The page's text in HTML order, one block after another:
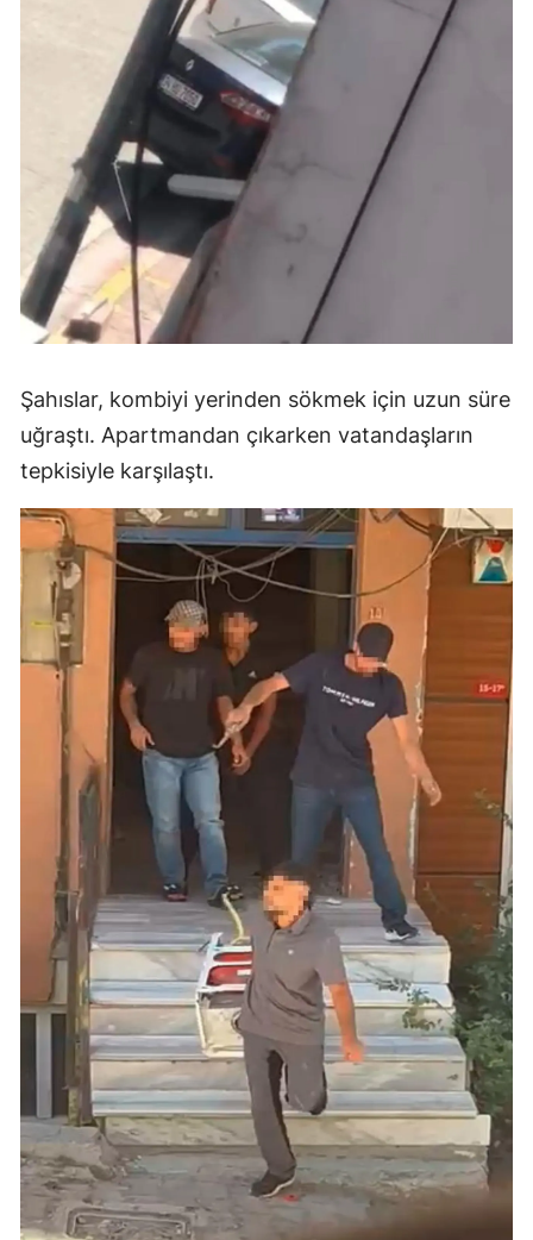
Şahıslar, kombiyi yerinden sökmek için uzun süre
uğraştı. Apartmandan çıkarken vatandaşların
tepkisiyle karşılaştı.